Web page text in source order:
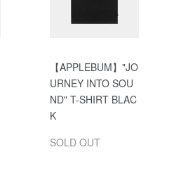
【APPLEBUM】"JO
URNEY INTO SOU
ND" T-SHIRT BLAC
K
SOLD OUT